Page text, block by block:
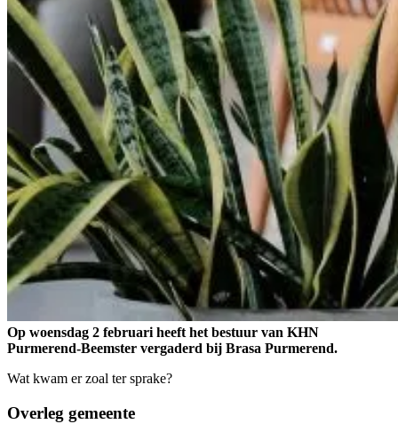
Op woensdag 2 februari heeft het bestuur van KHN
Purmerend-Beemster vergaderd bij Brasa Purmerend.
Wat kwam er zoal ter sprake?
Overleg gemeente